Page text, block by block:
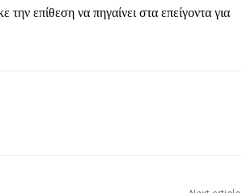
επίθεση να πηγαίνει στα επείγοντα για